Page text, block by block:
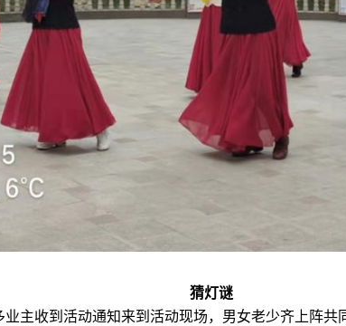
猜灯谜
主收到活动通知来到活动现场，男女老少齐上阵共